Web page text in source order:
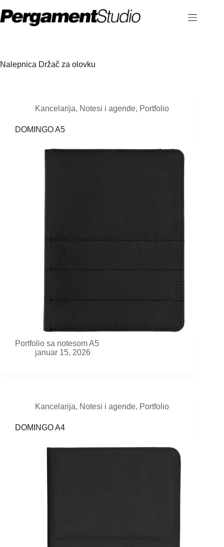
to
content
Nalepnica Držač za olovku
Kancelarija, Notesi i agende, Portfolio
DOMINGO A5
Portfolio sa notesom A5
januar 15, 2026
Kancelarija, Notesi i agende, Portfolio
DOMINGO A4